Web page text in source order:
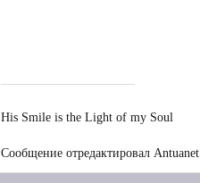
His Smile is the Light of my Soul
Сообщение отредактировал Antuanet